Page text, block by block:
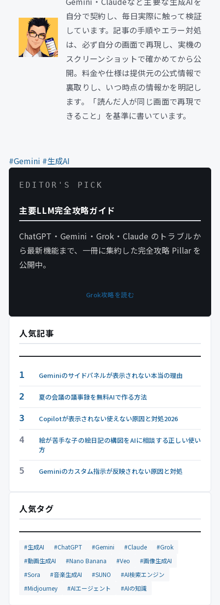
自分で契約し、毎日実際に触って検証
しています。記事の手順やエラー対処
は、必ず自分の画面で再現し、実機の
スクリーンショットで確かめてから公
開。料金や仕様は提供元の公式情報で
裏取りし、いつ時点の情報かを明記し
ます。「読んだ人が同じ画面で再現で
きること」を基準に書いています。
#Gemini #生成AI
EDITOR'S PICK
主要LLM完全攻略ガイド
ChatGPT・Gemini・Grok・Claude のトラブルか
ら最新機能まで、一冊に集約した完全攻略 Pillar を
公開中。
Grok攻略を読む
人気記事
1 Geminiのサイドパネルが表示されない本当の理由
2 夏の会議の議事録を無料AIで作る方法
3 Copilotが表示されない使えない原因と対処2026
4
絵が苦手な子の絵日記の構図をAIに相談する正しい使い
方
5 Geminiのカスタム指示が反映されない原因と対処
人気タグ
#生成AI #ChatGPT #Gemini #Claude
#Grok
#動画生成AI
#Nano Banana #Veo
#画像生成AI
#Sora
#音楽生成AI #SUNO
#AI検索エンジン
#Midjourney
#AIエージェント #AIの知識